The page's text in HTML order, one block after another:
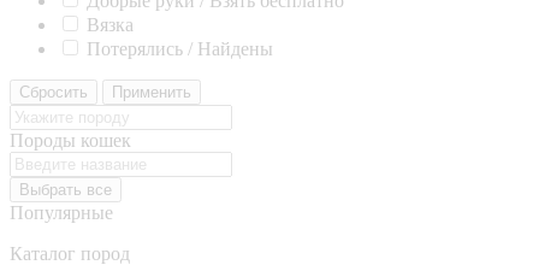
Вязка
Потерялись / Найдены
Сбросить Применить
Породы кошек
Выбрать все
Популярные
Каталог пород